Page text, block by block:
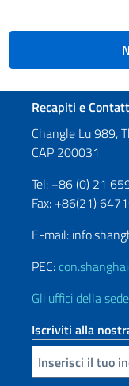
Sezione
Recapiti e
Changle Lu 989,
CAP 200031
Tel: +86 (0) 21
Fax: +86(21)
E-mail:
PEC:
Gli uffici della sede
Iscriviti alla
Inserisci la tua email